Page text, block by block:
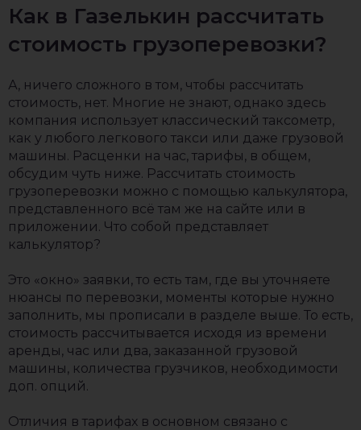
Как в Газелькин рассчитать
стоимость грузоперевозки?
А, ничего сложного в том, чтобы рассчитать
стоимость, нет. Многие не знают, однако здесь
компания использует классический таксометр,
как у любого легкового такси или даже грузовой
машины. Расценки на час, тарифы, в общем,
обсудим чуть ниже. Рассчитать стоимость
грузоперевозки можно с помощью калькулятора,
представленного всё там же на сайте или в
приложении. Что собой представляет
калькулятор?
Это «окно» заявки, то есть там, где вы уточняете
нюансы по перевозки, моменты которые нужно
заполнить, мы прописали в разделе выше. То есть,
стоимость рассчитывается исходя из времени
аренды, час или два, заказанной грузовой
машины, количества грузчиков, необходимости
доп. опций.
Отличия в тарифах в основном связано с